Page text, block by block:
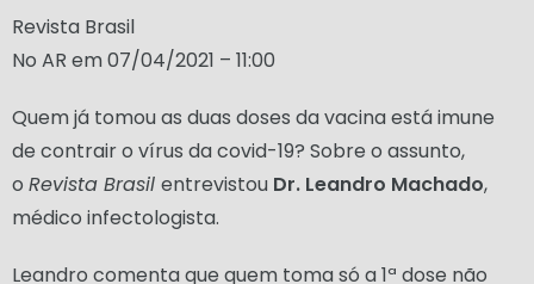
Revista Brasil
No AR em 07/04/2021 – 11:00
Quem já tomou as duas doses da vacina está imune
de contrair o vírus da covid-19? Sobre o assunto,
o Revista Brasil entrevistou Dr. Leandro Machado,
médico infectologista.
Leandro comenta que quem toma só a 1ª dose não